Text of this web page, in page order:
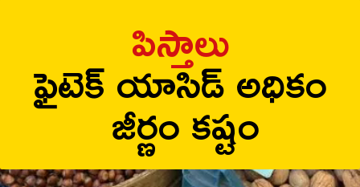
పిస్తాలు
ఫైటెక్ యాసిడ్ అధికం
జీర్ణం కష్టం